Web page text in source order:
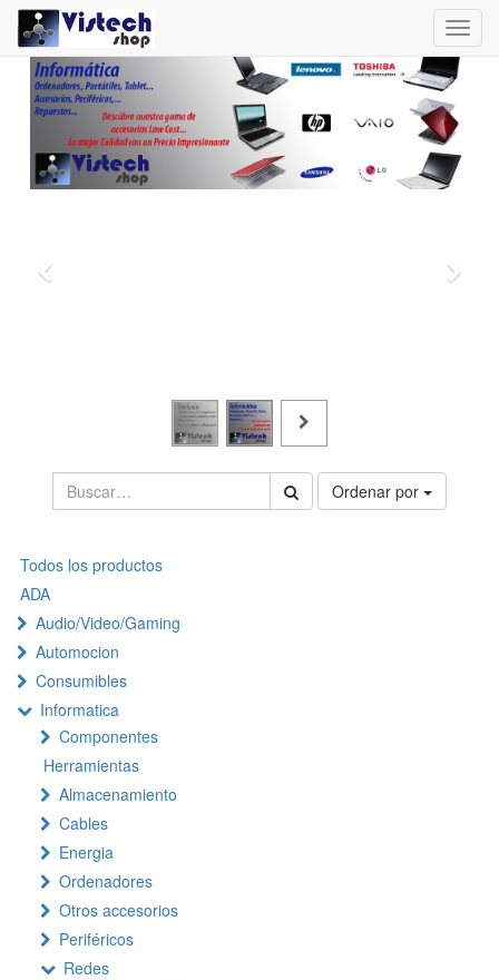
Ordenar por
Todos los productos
ADA
Audio/Video/Gaming
Automocion
Consumibles
Informatica
Componentes
Herramientas
Almacenamiento
Cables
Energia
Ordenadores
Otros accesorios
Periféricos
Redes